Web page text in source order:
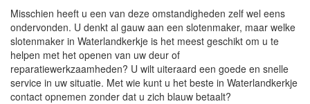
Misschien heeft u een van deze omstandigheden zelf wel eens
ondervonden. U denkt al gauw aan een slotenmaker, maar welke
slotenmaker in Waterlandkerkje is het meest geschikt om u te
helpen met het openen van uw deur of
reparatiewerkzaamheden? U wilt uiteraard een goede en snelle
service in uw situatie. Met wie kunt u het beste in Waterlandkerkje
contact opnemen zonder dat u zich blauw betaalt?